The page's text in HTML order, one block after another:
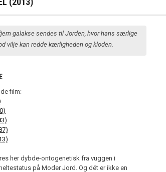
galakse sendes til Jorden, hvor hans særlige
vilje kan redde kærligheden og kloden.
film:
her dybde-ontogenetisk fra vuggen i
på Moder Jord. Og dét er ikke en